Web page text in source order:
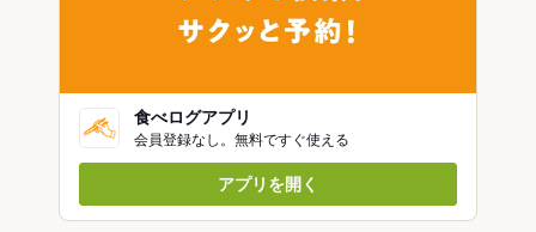
食べログアプリ
会員登録なし。無料ですぐ使える
アプリを開く